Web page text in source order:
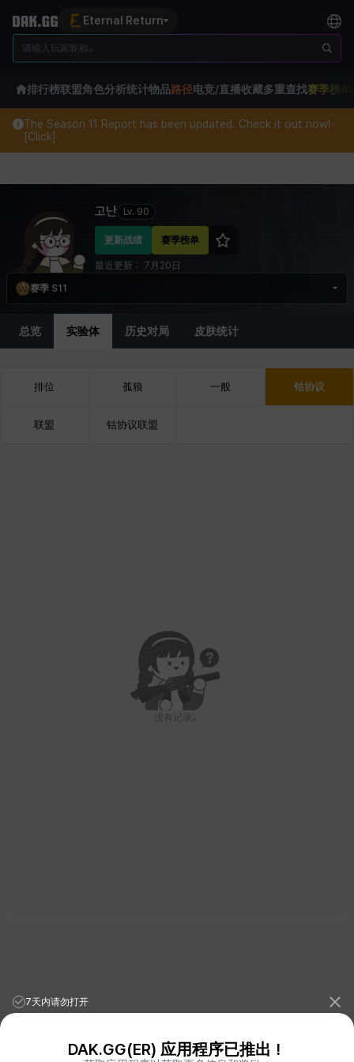
Eternal Return
排行榜联盟角色分析统计物品路径电竞/直播收藏多重查找赛季榜单
The Season 11 Report has been updated. Check it out now!
[Click]
고난
Lv. 90
更新战绩 赛季榜单
最近更新： 7月20日
赛季 S11
总览 实验体 历史对局 皮肤统计
排位 孤狼 一般 钴协议
联盟 钴协议联盟
没有记录。
7天内请勿打开
DAK.GG(ER) 应用程序已推出！